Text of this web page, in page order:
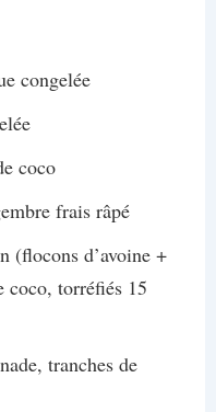
congelée
coco
frais râpé
(flocons d’avoine +
torréfiés 15
tranches de